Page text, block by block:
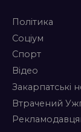
Політика
Соціум
Спорт
Відео
Закарпатські
Втрачений